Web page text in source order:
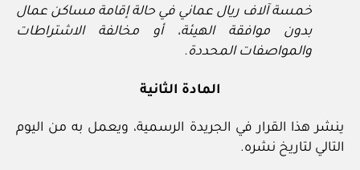
خمسة آلاف ريال عماني في حالة إقامة مساكن عمال
بدون موافقة الهيئة، أو مخالفة الاشتراطات
والمواصفات المحددة.
المادة الثانية
ينشر هذا القرار في الجريدة الرسمية، ويعمل به من اليوم
التالي لتاريخ نشره.